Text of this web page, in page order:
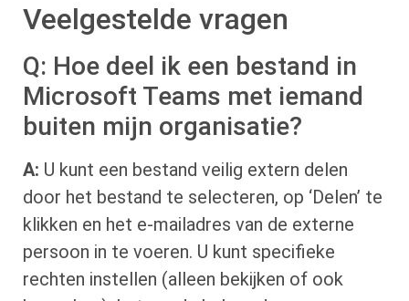
Veelgestelde vragen
Q: Hoe deel ik een bestand in
Microsoft Teams met iemand
buiten mijn organisatie?
A: U kunt een bestand veilig extern delen
door het bestand te selecteren, op ‘Delen’ te
klikken en het e-mailadres van de externe
persoon in te voeren. U kunt specifieke
rechten instellen (alleen bekijken of ook